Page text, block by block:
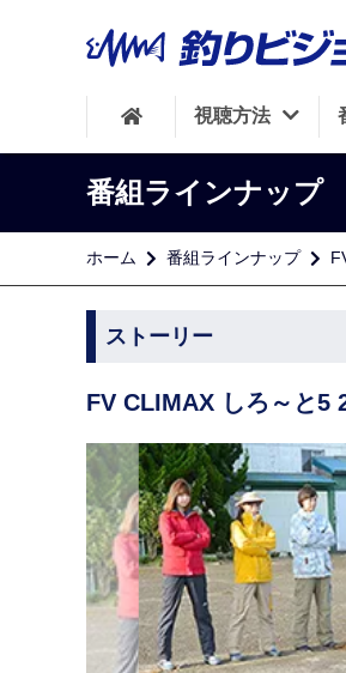
視聴方法
番組ラインナップ
ホーム 番組ラインナップ
ストーリー
FV CLIMAX しろ～と5